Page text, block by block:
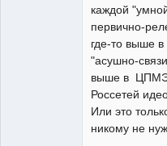
каждой
первично-
где-то выше
"асушно-
выше в
Россетей
Или это
никому не